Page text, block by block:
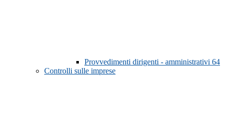
Provvedimenti dirigenti - amministrativi 64
Controlli sulle imprese